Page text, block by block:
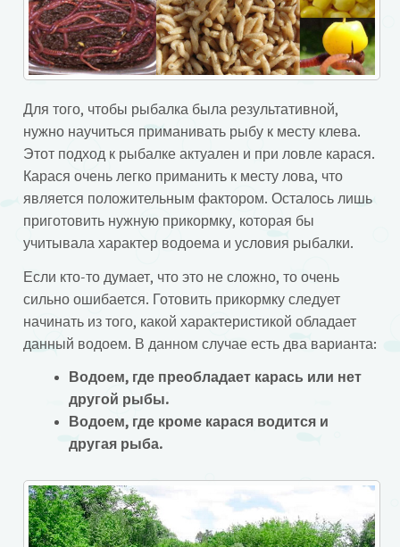
Для того, чтобы рыбалка была результативной,
нужно научиться приманивать рыбу к месту клева.
Этот подход к рыбалке актуален и при ловле карася.
Карася очень легко приманить к месту лова, что
является положительным фактором. Осталось лишь
приготовить нужную прикормку, которая бы
учитывала характер водоема и условия рыбалки.
Если кто-то думает, что это не сложно, то очень
сильно ошибается. Готовить прикормку следует
начинать из того, какой характеристикой обладает
данный водоем. В данном случае есть два варианта:
Водоем, где преобладает карась или нет
другой рыбы.
Водоем, где кроме карася водится и
другая рыба.